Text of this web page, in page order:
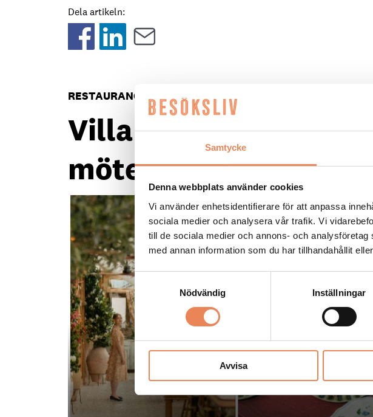
Samtycke
Denna webbplats använder cookies
Vi använder enhetsidentifierare för att anpassa
sociala medier och analysera vår trafik. Vi
till de sociala medier och annons- och
med annan information som du har tillhandahållit
Samtyckesval
Nödvändig
Inställningar
Avvisa
Dela artikeln:
RESTAURANG | 16 juni 2026
Villa Valentina – en
mötesplats på